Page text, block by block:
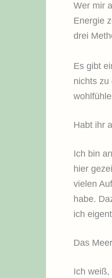
Wer mir
Energie
drei
Es gibt
nichts zu
Habt ihr
Ich bin
hier
vielen
habe.
ich
Das
Ich weiß,